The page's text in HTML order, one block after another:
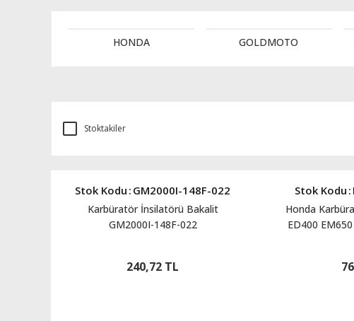
HONDA GOLDMOTO
Stoktakiler
Stok Kodu : GM2000I-148F-022
Karbüratör İnsilatörü Bakalit
GM2000I-148F-022
240,72 TL
Stok Kodu :
Honda
ED400